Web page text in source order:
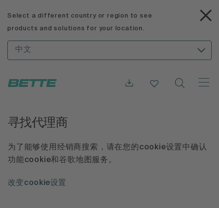
Select a different country or region to see
products and solutions for your location.
中文
寻找代理商
为了能够使用经销商搜索，请在您的cookie设置中确认
功能cookie和谷歌地图服务。
改变cookie设置